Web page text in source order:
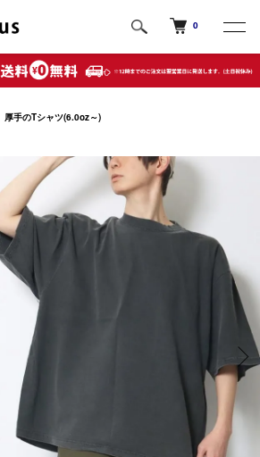
0
厚手のTシャツ(6.0oz～)